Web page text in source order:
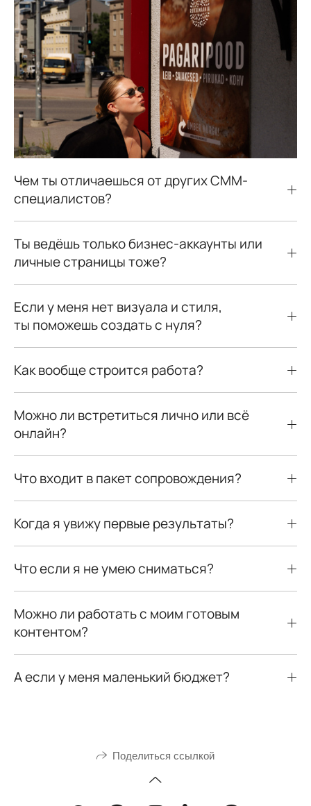
Чем ты отличаешься от других СММ-
специалистов?
Ты ведёшь только бизнес-аккаунты или
личные страницы тоже?
Если у меня нет визуала и стиля,
ты поможешь создать с нуля?
Как вообще строится работа?
Можно ли встретиться лично или всё
онлайн?
Что входит в пакет сопровождения?
Когда я увижу первые результаты?
Что если я не умею сниматься?
Можно ли работать с моим готовым
контентом?
А если у меня маленький бюджет?
Поделиться ссылкой